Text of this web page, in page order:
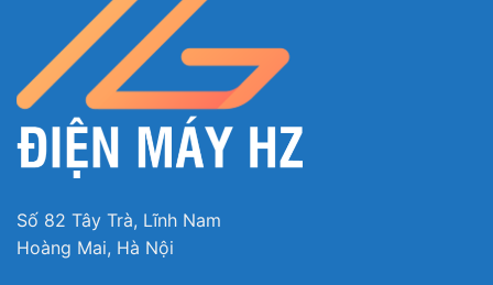
toàn, tiết kiệm điện
Chú ý
Không đặt quá nhiều đồ vậy, vật nặng
trên đầu tủ
vật khác.
Khi bảo quản thực phẩm, cho thức ăn
Số 82 Tây Trà, Lĩnh Nam
Hoàng Mai, Hà Nội